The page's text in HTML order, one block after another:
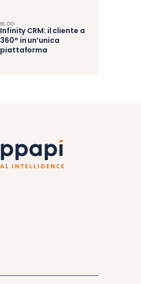
Infinity CRM: il cliente a
360° in un’unica
piattaforma
BLOG